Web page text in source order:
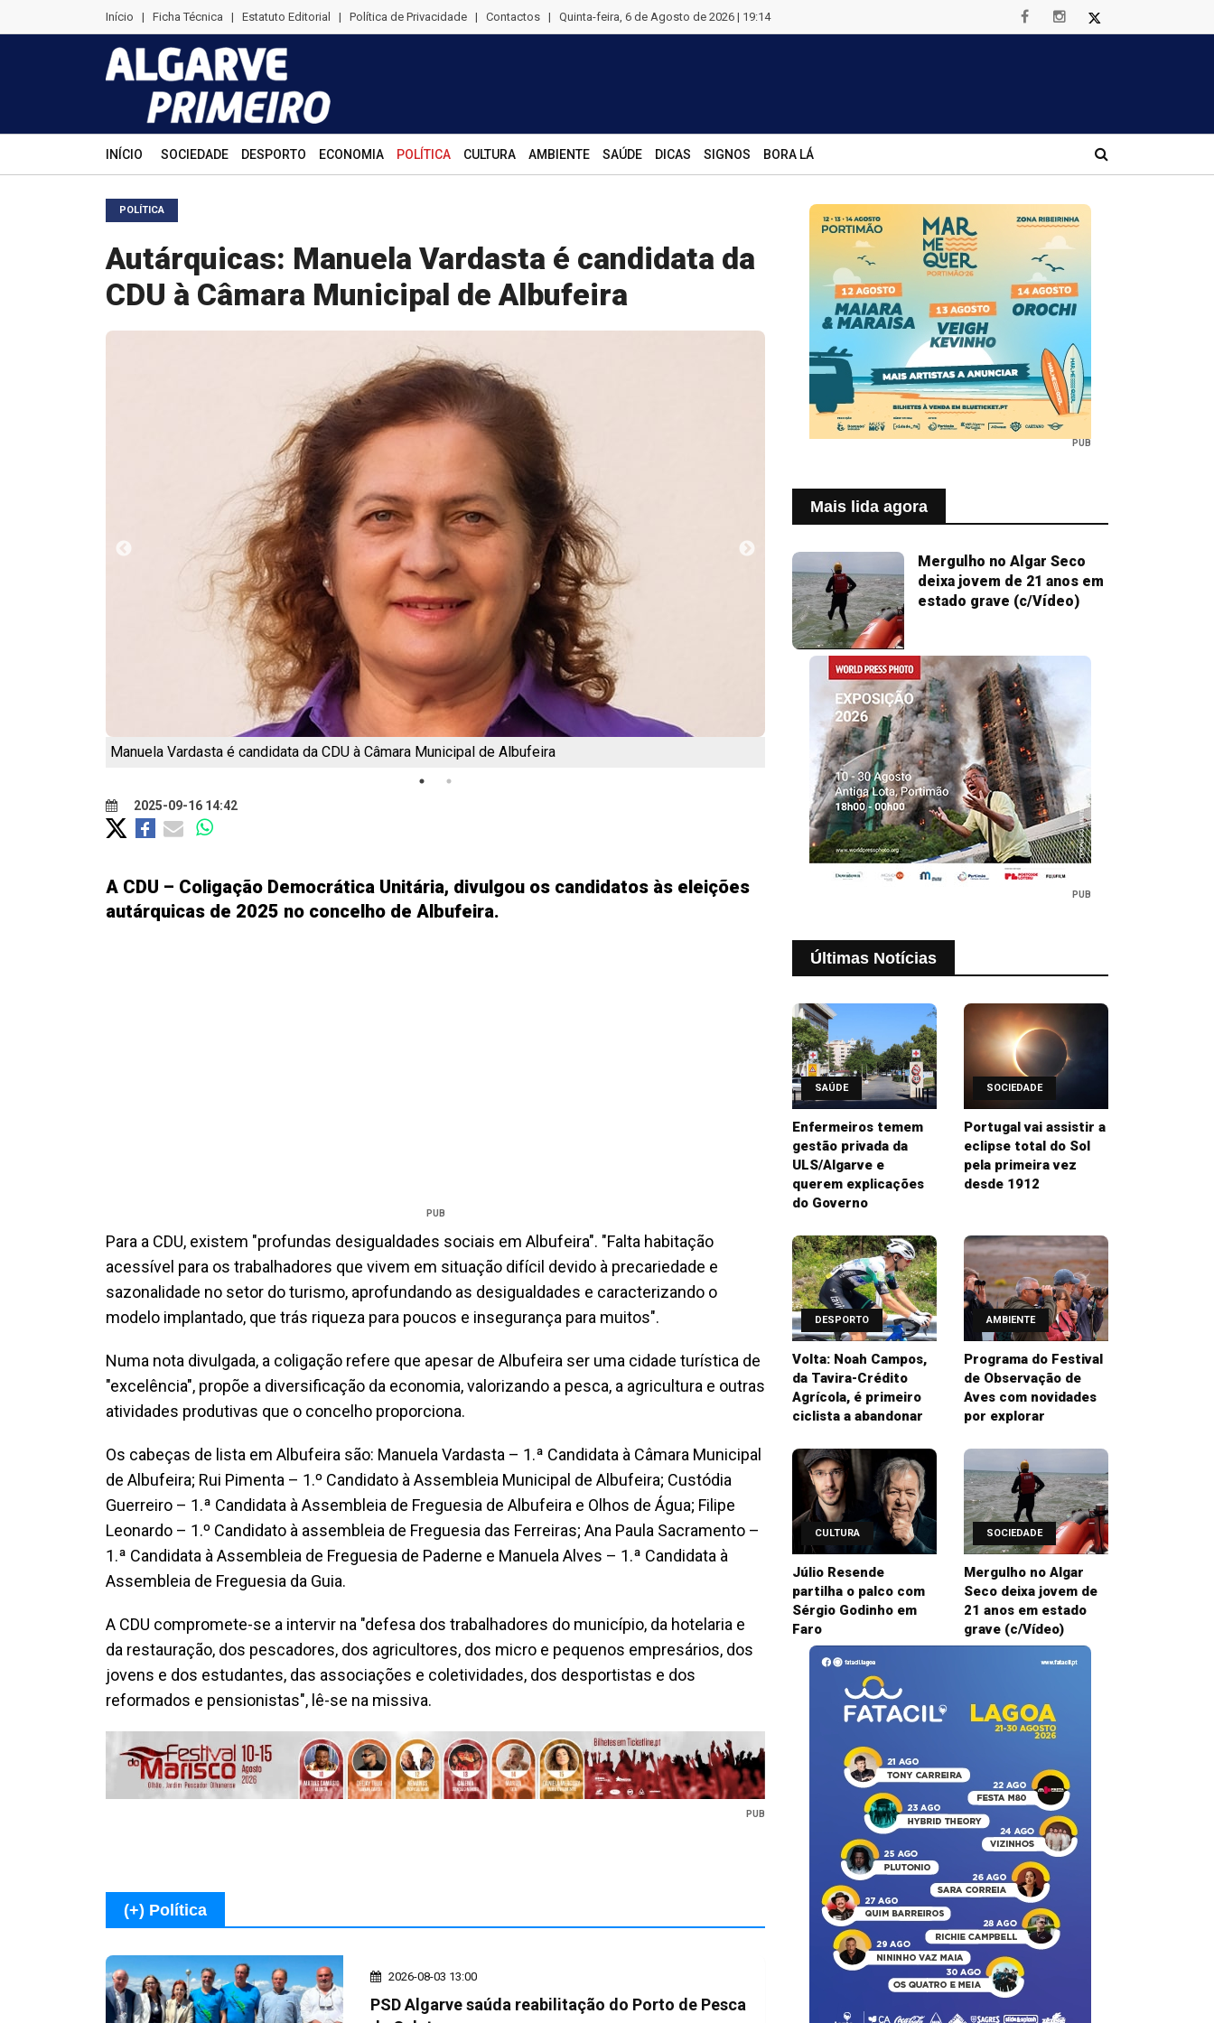
Início | Ficha Técnica | Estatuto Editorial | Política de Privacidade | Contactos | Quinta-feira, 6 de Agosto de 2026 | 19:14
INÍCIO SOCIEDADE DESPORTO ECONOMIA POLÍTICA CULTURA AMBIENTE SAÚDE DICAS SIGNOS BORA LÁ
POLÍTICA
Autárquicas: Manuela Vardasta é candidata da
CDU à Câmara Municipal de Albufeira
Manuela Vardasta é candidata da CDU à Câmara Municipal de Albufeira
Rui Pimenta é candidato da CDU à Assembleia Municipal de Albufeira
2025-09-16 14:42
A CDU – Coligação Democrática Unitária, divulgou os candidatos às eleições
autárquicas de 2025 no concelho de Albufeira.
PUB
Para a CDU, existem "profundas desigualdades sociais em Albufeira". "Falta habitação
acessível para os trabalhadores que vivem em situação difícil devido à precariedade e
sazonalidade no setor do turismo, aprofundando as desigualdades e caracterizando o
modelo implantado, que trás riqueza para poucos e insegurança para muitos".
Numa nota divulgada, a coligação refere que apesar de Albufeira ser uma cidade turística de
"excelência", propõe a diversificação da economia, valorizando a pesca, a agricultura e outras
atividades produtivas que o concelho proporciona.
Os cabeças de lista em Albufeira são: Manuela Vardasta – 1.ª Candidata à Câmara Municipal
de Albufeira; Rui Pimenta – 1.º Candidato à Assembleia Municipal de Albufeira; Custódia
Guerreiro – 1.ª Candidata à Assembleia de Freguesia de Albufeira e Olhos de Água; Filipe
Leonardo – 1.º Candidato à assembleia de Freguesia das Ferreiras; Ana Paula Sacramento –
1.ª Candidata à Assembleia de Freguesia de Paderne e Manuela Alves – 1.ª Candidata à
Assembleia de Freguesia da Guia.
A CDU compromete-se a intervir na "defesa dos trabalhadores do município, da hotelaria e
da restauração, dos pescadores, dos agricultores, dos micro e pequenos empresários, dos
jovens e dos estudantes, das associações e coletividades, dos desportistas e dos
reformados e pensionistas", lê-se na missiva.
PUB
(+) Política
2026-08-03 13:00
PSD Algarve saúda reabilitação do Porto de Pesca
PUB
Mais lida agora
Mergulho no Algar Seco
deixa jovem de 21 anos em
estado grave (c/Vídeo)
PUB
Últimas Notícias
SAÚDE
Enfermeiros temem
gestão privada da
ULS/Algarve e
querem explicações
do Governo
SOCIEDADE
Portugal vai assistir a
eclipse total do Sol
pela primeira vez
desde 1912
DESPORTO
Volta: Noah Campos,
da Tavira-Crédito
Agrícola, é primeiro
ciclista a abandonar
AMBIENTE
Programa do Festival
de Observação de
Aves com novidades
por explorar
CULTURA
Júlio Resende
partilha o palco com
Sérgio Godinho em
Faro
SOCIEDADE
Mergulho no Algar
Seco deixa jovem de
21 anos em estado
grave (c/Vídeo)